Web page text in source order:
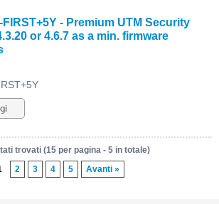
FIRST+5Y - Premium UTM Security
or 4.6.7 as a min. firmware
trovati (15 per pagina - 5 in totale)
2 3 4 5 Avanti »